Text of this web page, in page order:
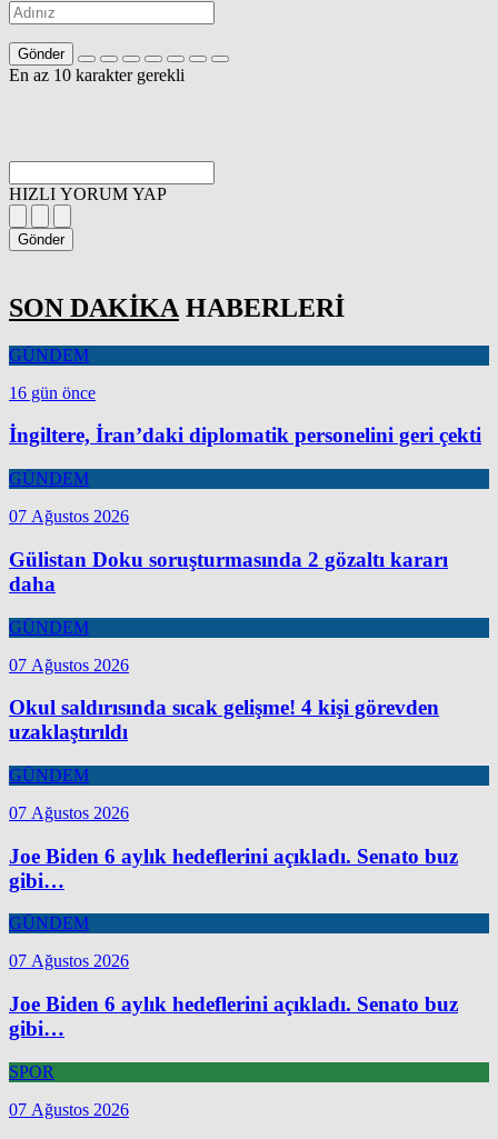
Gönder
En az 10 karakter gerekli
HIZLI YORUM YAP
Gönder
SON DAKİKA HABERLERİ
GÜNDEM
16 gün önce
İngiltere, İran’daki diplomatik personelini geri çekti
GÜNDEM
07 Ağustos 2026
Gülistan Doku soruşturmasında 2 gözaltı kararı
daha
GÜNDEM
07 Ağustos 2026
Okul saldırısında sıcak gelişme! 4 kişi görevden
uzaklaştırıldı
GÜNDEM
07 Ağustos 2026
Joe Biden 6 aylık hedeflerini açıkladı. Senato buz
gibi…
GÜNDEM
07 Ağustos 2026
Joe Biden 6 aylık hedeflerini açıkladı. Senato buz
gibi…
SPOR
07 Ağustos 2026